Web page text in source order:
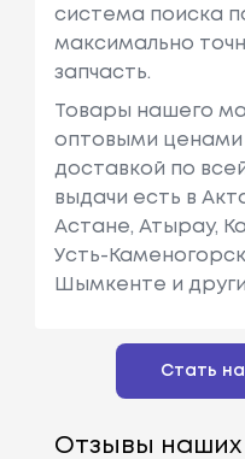
система поиска
максимально
запчасть.
Товары нашего
оптовыми ценами
доставкой по
выдачи есть в
Астане, Атырау,
Усть-
Шымкенте и
Стать
Отзывы наших